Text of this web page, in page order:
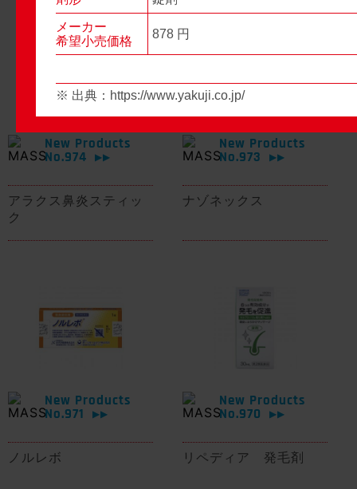
New Products
No.974
▶▶
アラクス鼻炎スティッ
ク
New Products
No.973
▶▶
ナゾネックス
New Products
No.971
▶▶
ノルレボ
New Products
No.970
▶▶
リペディア 発毛剤
メーカー
希望小売価格
878 円
※ 出典： https://www.yakuji.co.jp/